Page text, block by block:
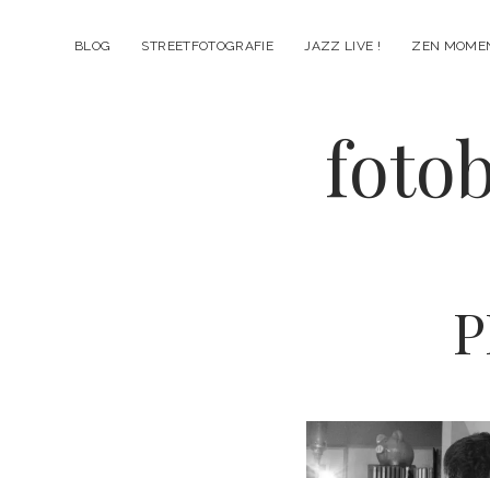
BLOG STREETFOTOGRAFIE JAZZ LIVE ! ZEN